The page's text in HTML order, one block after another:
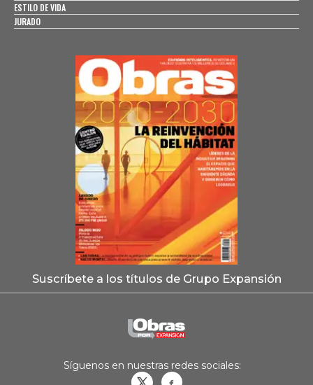
ESTILO DE VIDA
JURADO
Suscríbete a los títulos de Grupo Expansión
Síguenos en nuestras redes sociales: